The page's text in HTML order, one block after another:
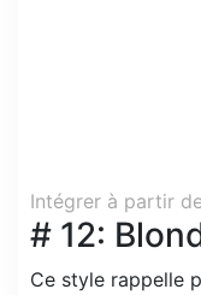
Intégrer à partir
# 12:
Ce style rappelle